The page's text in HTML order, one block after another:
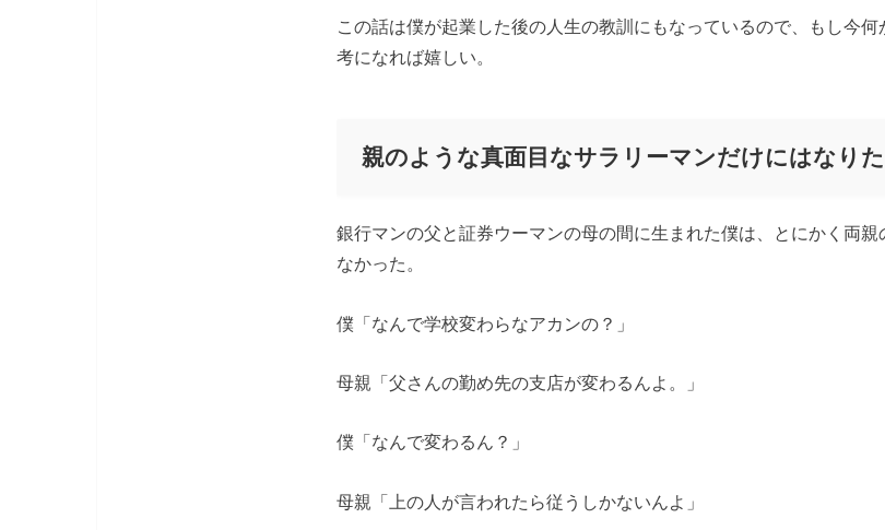
この話は僕が起業した後の人生の教訓にもなっているので、もし今
考になれば嬉しい。
親のような真面目なサラリーマンだけにはなり
銀行マンの父と証券ウーマンの母の間に生まれた僕は、とにかく両
なかった。
僕「なんで学校変わらなアカンの？」
母親「父さんの勤め先の支店が変わるんよ。」
僕「なんで変わるん？」
母親「上の人が言われたら従うしかないんよ」